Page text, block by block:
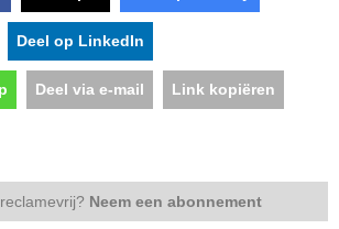
Deel op LinkedIn
Deel via e-mail Link kopiëren
Neem een abonnement